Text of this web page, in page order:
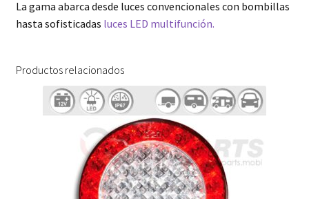
La gama abarca desde luces convencionales con bombillas
hasta sofisticadas luces LED multifunción.
Productos relacionados